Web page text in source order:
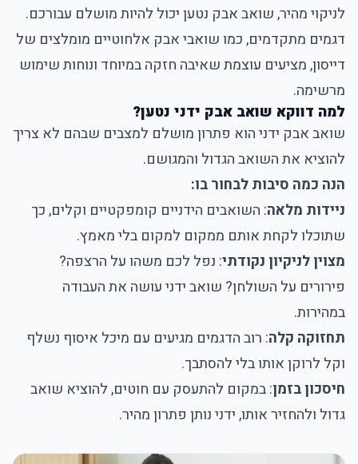
לניקוי מהיר, שואב אבק נטען יכול להיות מושלם עבורכם.
דגמים מתקדמים, כמו שואבי אבק אלחוטיים מומלצים של
דייסון, מציעים עוצמת שאיבה חזקה במיוחד ונוחות שימוש
מרשימה.
למה דווקא שואב אבק ידני נטען?
שואב אבק ידני הוא פתרון מושלם למצבים שבהם לא צריך
להוציא את השואב הגדול והמגושם.
הנה כמה סיבות לבחור בו:
ניידות מלאה: השואבים הידניים קומפקטיים וקלים, כך
שתוכלו לקחת אותם ממקום למקום בלי מאמץ.
מצוין לניקיון נקודתי: נפל לכם משהו על הרצפה?
פירורים על השולחן? שואב ידני עושה את העבודה
במהירות.
תחזוקה קלה: רוב הדגמים מגיעים עם מיכל איסוף נשלף
וקל לרוקן אותו בלי להסתבך.
חיסכון בזמן: במקום להתעסק עם חוטים, להוציא שואב
גדול ולהחזיר אותו, ידני נותן פתרון מהיר.